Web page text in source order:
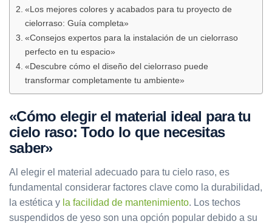
«Los mejores colores y acabados para tu proyecto de
cielorraso: Guía completa»
«Consejos expertos para la instalación de un cielorraso
perfecto en tu espacio»
«Descubre cómo el diseño del cielorraso puede
transformar completamente tu ambiente»
«Cómo elegir el material ideal para tu
cielo raso: Todo lo que necesitas
saber»
Al elegir el material adecuado para tu cielo raso, es
fundamental considerar factores clave como la durabilidad,
la estética y la facilidad de mantenimiento. Los techos
suspendidos de yeso son una opción popular debido a su